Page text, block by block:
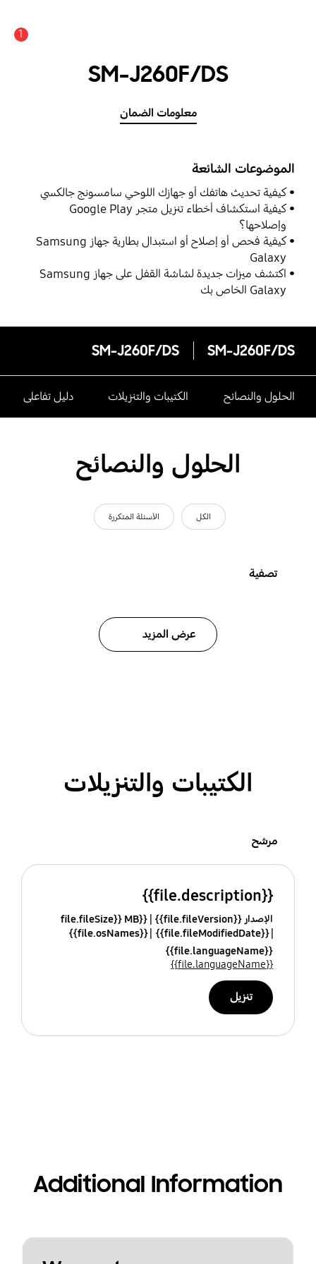
1
SM-J260F/DS
معلومات الضمان
الموضوعات الشائعة
كيفية تحديث هاتفك أو جهازك اللوحي سامسونج جالكسي
كيفية استكشاف أخطاء تنزيل متجر Google Play
وإصلاحها؟
كيفية فحص أو إصلاح أو استبدال بطارية جهاز Samsung
Galaxy
اكتشف ميزات جديدة لشاشة القفل على جهاز Samsung
Galaxy الخاص بك
SM-J260F/DS
SM-J260F/DS
الحلول والنصائح الكتيبات والتنزيلات دليل تفاعلى
الحلول والنصائح
الكل الأسئلة المتكررة
تصفية
عرض المزيد
الكتيبات والتنزيلات
مرشح
{{file.description}}
الإصدار {{file.fileVersion}}
{{file.fileSize}} MB
{{file.fileModifiedDate}}
{{file.osNames}}
{{file.languageName}}
{{file.languageName}}
تنزيل
Additional Information